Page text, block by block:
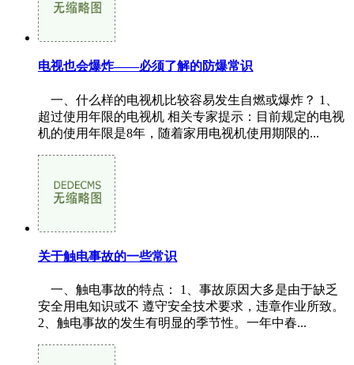
电视也会爆炸——必须了解的防爆常识
一、什么样的电视机比较容易发生自燃或爆炸？ 1、
超过使用年限的电视机 相关专家提示：目前规定的电视
机的使用年限是8年，随着家用电视机使用期限的...
关于触电事故的一些常识
一、触电事故的特点： 1、事故原因大多是由于缺乏
安全用电知识或不 遵守安全技术要求，违章作业所致。
2、触电事故的发生有明显的季节性。一年中春...